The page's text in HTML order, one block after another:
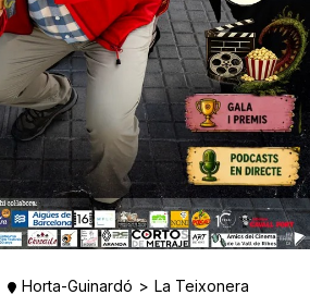
Horta-Guinardó La Teixonera